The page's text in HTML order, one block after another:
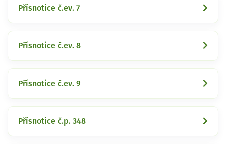
Přísnotice č.ev. 7
Přísnotice č.ev. 8
Přísnotice č.ev. 9
Přísnotice č.p. 348